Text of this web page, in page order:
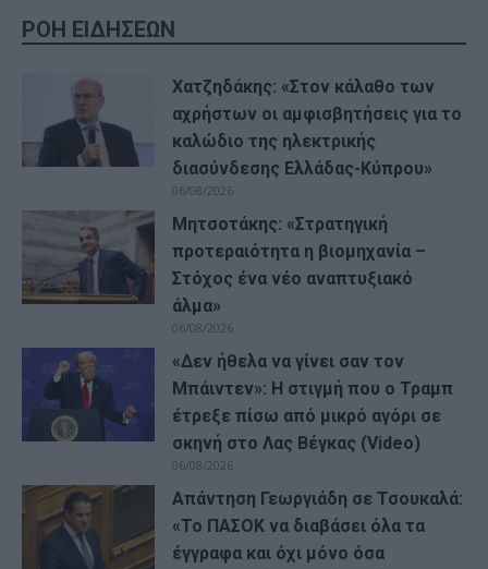
ΡΟΗ ΕΙΔΗΣΕΩΝ
Χατζηδάκης: «Στον κάλαθο των
αχρήστων οι αμφισβητήσεις για το
καλώδιο της ηλεκτρικής
διασύνδεσης Ελλάδας-Κύπρου»
06/08/2026
Μητσοτάκης: «Στρατηγική
προτεραιότητα η βιομηχανία –
Στόχος ένα νέο αναπτυξιακό
άλμα»
06/08/2026
«Δεν ήθελα να γίνει σαν τον
Μπάιντεν»: Η στιγμή που ο Τραμπ
έτρεξε πίσω από μικρό αγόρι σε
σκηνή στο Λας Βέγκας (Video)
06/08/2026
Απάντηση Γεωργιάδη σε Τσουκαλά:
«Το ΠΑΣΟΚ να διαβάσει όλα τα
έγγραφα και όχι μόνο όσα